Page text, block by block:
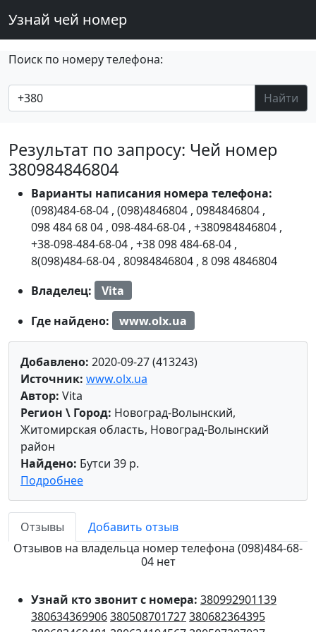
Узнай чей номер
Поиск по номеру телефона:
Найти
Результат по запросу: Чей номер
380984846804
Варианты написания номера телефона:
(098)484-68-04 , (098)4846804 , 0984846804 ,
098 484 68 04 , 098-484-68-04 , +380984846804 ,
+38-098-484-68-04 , +38 098 484-68-04 ,
8(098)484-68-04 , 80984846804 , 8 098 4846804
Владелец:
Vita
Где найдено:
www.olx.ua
Добавлено: 2020-09-27 (413243)
Источник: www.olx.ua
Автор: Vita
Регион \ Город: Новоград-Волынский,
Житомирская область, Новоград-Волынский
район
Найдено: Бутси 39 р.
Подробнее
Отзывы
Добавить отзыв
Отзывов на владельца номер телефона (098)484-68-
04 нет
Узнай кто звонит с номера: 380992901139
380634369906380508701727380682364395